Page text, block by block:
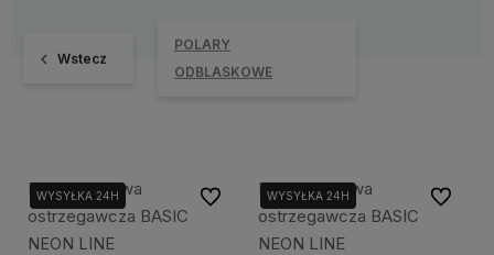
Wstecz
POLARY
ODBLASKOWE
Bluza polarowa
ostrzegawcza BASIC
NEON LINE
WYSYŁKA 24H Do ulubionychBluza polarowa
ostrzegawcza BASIC
NEON LINE
WYSYŁKA 24H Do